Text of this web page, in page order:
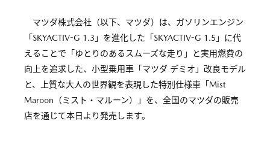
マツダ株式会社（以下、マツダ）は、ガソリンエンジン
「SKYACTIV-G 1.3」を進化した「SKYACTIV-G 1.5」に代
えることで「ゆとりのあるスムーズな走り」と実用燃費の
向上を追求した、小型乗用車「マツダ デミオ」改良モデル
と、上質な大人の世界観を表現した特別仕様車「Mist
Maroon（ミスト・マルーン）」を、全国のマツダの販売
店を通じて本日より発売します。